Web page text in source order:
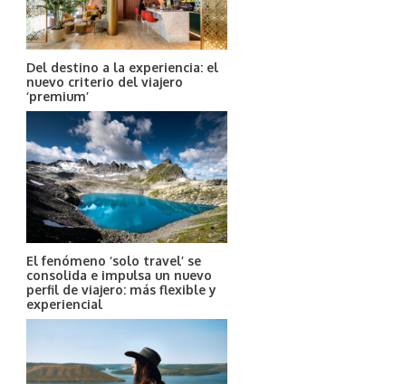
Del destino a la experiencia: el
nuevo criterio del viajero
‘premium’
El fenómeno ‘solo travel’ se
consolida e impulsa un nuevo
perfil de viajero: más flexible y
experiencial